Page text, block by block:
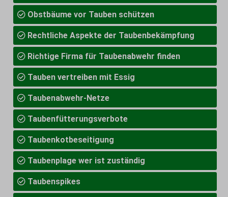
Obstbäume vor Tauben schützen
Rechtliche Aspekte der Taubenbekämpfung
Richtige Firma für Taubenabwehr finden
Tauben vertreiben mit Essig
Taubenabwehr-Netze
Taubenfütterungsverbote
Taubenkotbeseitigung
Taubenplage wer ist zuständig
Taubenspikes